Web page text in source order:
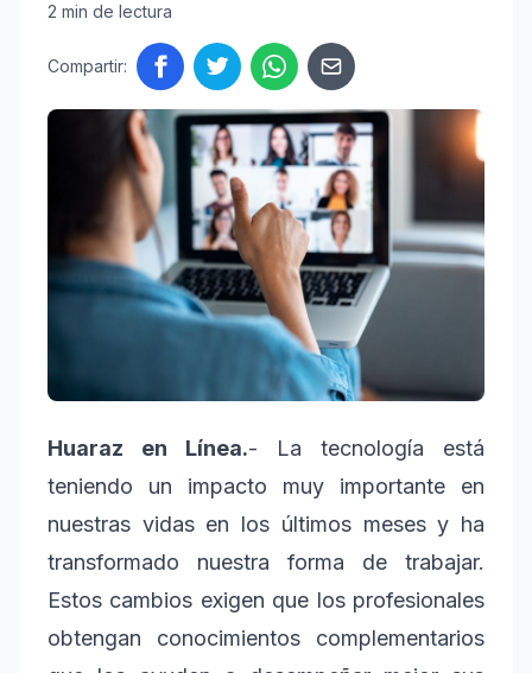
2 min de lectura
Compartir:
Huaraz en Línea.- La tecnología está
teniendo un impacto muy importante en
nuestras vidas en los últimos meses y ha
transformado nuestra forma de trabajar.
Estos cambios exigen que los profesionales
obtengan conocimientos complementarios